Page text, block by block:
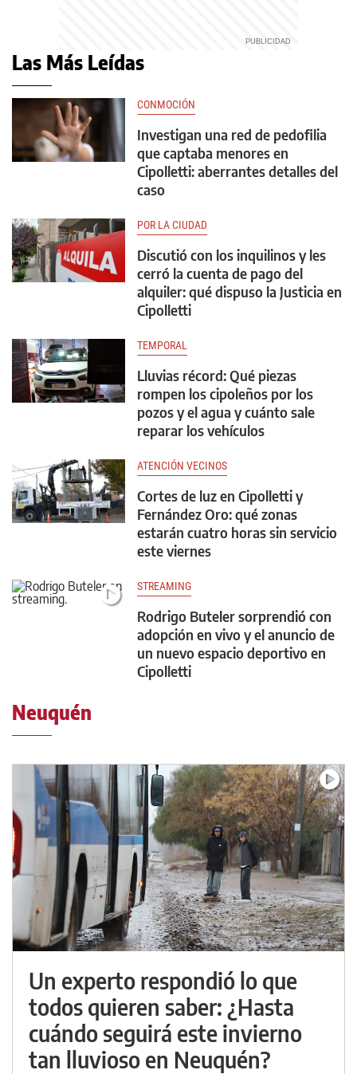
Las Más Leídas
CONMOCIÓN
Investigan una red de pedofilia
que captaba menores en
Cipolletti: aberrantes detalles del
caso
POR LA CIUDAD
Discutió con los inquilinos y les
cerró la cuenta de pago del
alquiler: qué dispuso la Justicia en
Cipolletti
TEMPORAL
Lluvias récord: Qué piezas
rompen los cipoleños por los
pozos y el agua y cuánto sale
reparar los vehículos
ATENCIÓN VECINOS
Cortes de luz en Cipolletti y
Fernández Oro: qué zonas
estarán cuatro horas sin servicio
este viernes
STREAMING
Rodrigo Buteler sorprendió con
adopción en vivo y el anuncio de
un nuevo espacio deportivo en
Cipolletti
Neuquén
Un experto respondió lo que
todos quieren saber: ¿Hasta
cuándo seguirá este invierno
tan lluvioso en Neuquén?